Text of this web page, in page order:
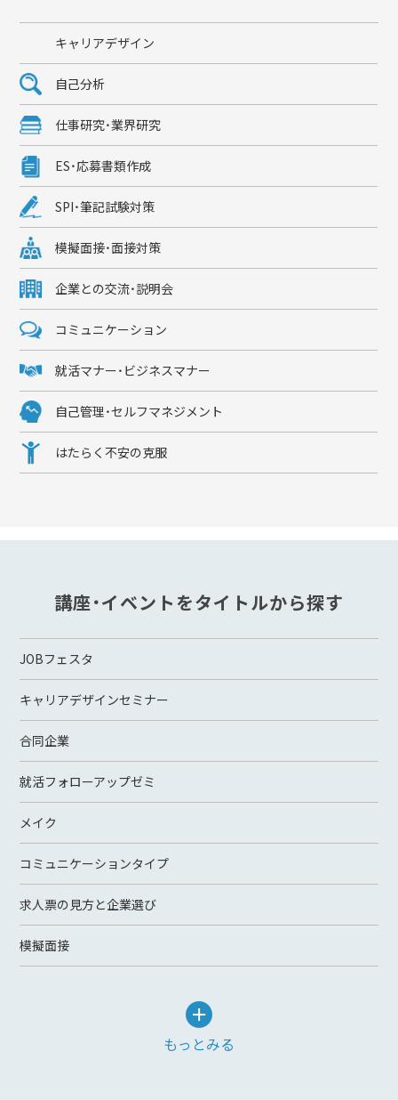
キャリアデザイン
自己分析
仕事研究・業界研究
ES・応募書類作成
SPI・筆記試験対策
模擬面接・面接対策
企業との交流・説明会
コミュニケーション
就活マナー・ビジネスマナー
自己管理・セルフマネジメント
はたらく不安の克服
講座・イベントをタイトルから探す
JOBフェスタ
キャリアデザインセミナー
合同企業
就活フォローアップゼミ
メイク
コミュニケーションタイプ
求人票の見方と企業選び
模擬面接
もっとみる